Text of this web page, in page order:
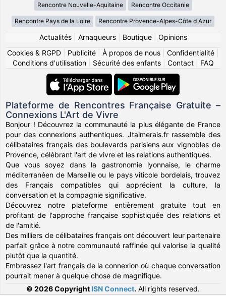
Rencontre Nouvelle-Aquitaine Rencontre Occitanie
Rencontre Pays de la Loire Rencontre Provence-Alpes-Côte d Azur
Actualités| Arnaqueurs| Boutique| Opinions
Cookies & RGPD
Publicité À propos de nous Confidentialité
Conditions d'utilisation| Sécurité des enfants| Contact| FAQ
Plateforme de Rencontres Française Gratuite –
Connexions L'Art de Vivre
Bonjour ! Découvrez la communauté la plus élégante de France
pour des connexions authentiques. Jtaimerais.fr rassemble des
célibataires français des boulevards parisiens aux vignobles de
Provence, célébrant l'art de vivre et les relations authentiques.
Que vous soyez dans la gastronomie lyonnaise, le charme
méditerranéen de Marseille ou le pays viticole bordelais, trouvez
des Français compatibles qui apprécient la culture, la
conversation et la compagnie significative.
Découvrez notre plateforme entièrement gratuite tout en
profitant de l'approche française sophistiquée des relations et
de l'amitié.
Des milliers de célibataires français ont découvert leur partenaire
parfait grâce à notre communauté raffinée qui valorise la qualité
plutôt que la quantité.
Embrassez l'art français de la connexion où chaque conversation
pourrait mener à quelque chose de magnifique.
© 2026 Copyright ISN Connect. All rights reserved.